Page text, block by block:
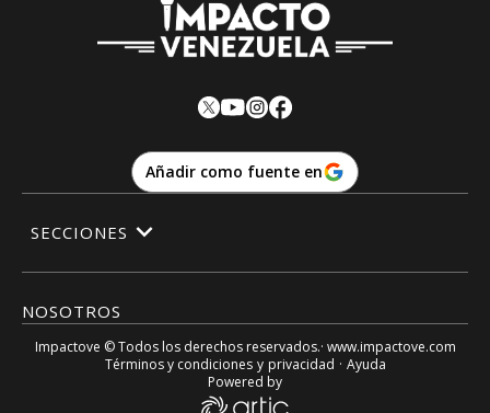
Añadir como fuente en
NOSOTROS
SECCIONES
Impactove © Todos los derechos reservados.· www.impactove.com
Términos y condiciones y privacidad · Ayuda
Powered by